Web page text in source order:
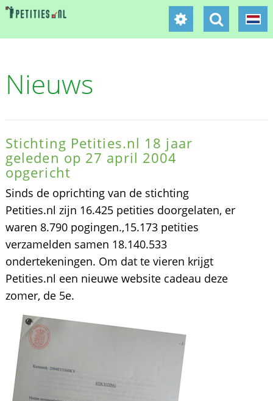
Nieuws
Stichting Petities.nl 18 jaar
geleden op 27 april 2004
opgericht
Sinds de oprichting van de stichting
Petities.nl zijn 16.425 petities doorgelaten, er
waren 8.790 pogingen.,15.173 petities
verzamelden samen 18.140.533
ondertekeningen. Om dat te vieren krijgt
Petities.nl een nieuwe website cadeau deze
zomer, de 5e.